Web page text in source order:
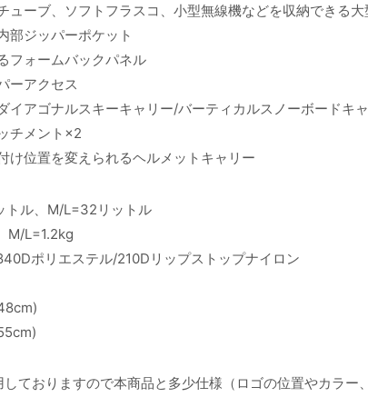
ューブ、ソフトフラスコ、小型無線機などを収納できる
部ジッパーポケット
フォームバックパネル
ーアクセス
イアゴナルスキーキャリー/バーティカルスノーボードキ
チメント×2
け位置を変えられるヘルメットキャリー
ル、M/L=32リットル
M/L=1.2kg
ポリエステル/210Dリップストップナイロン
ておりますので本商品と多少仕様（ロゴの位置やカラー